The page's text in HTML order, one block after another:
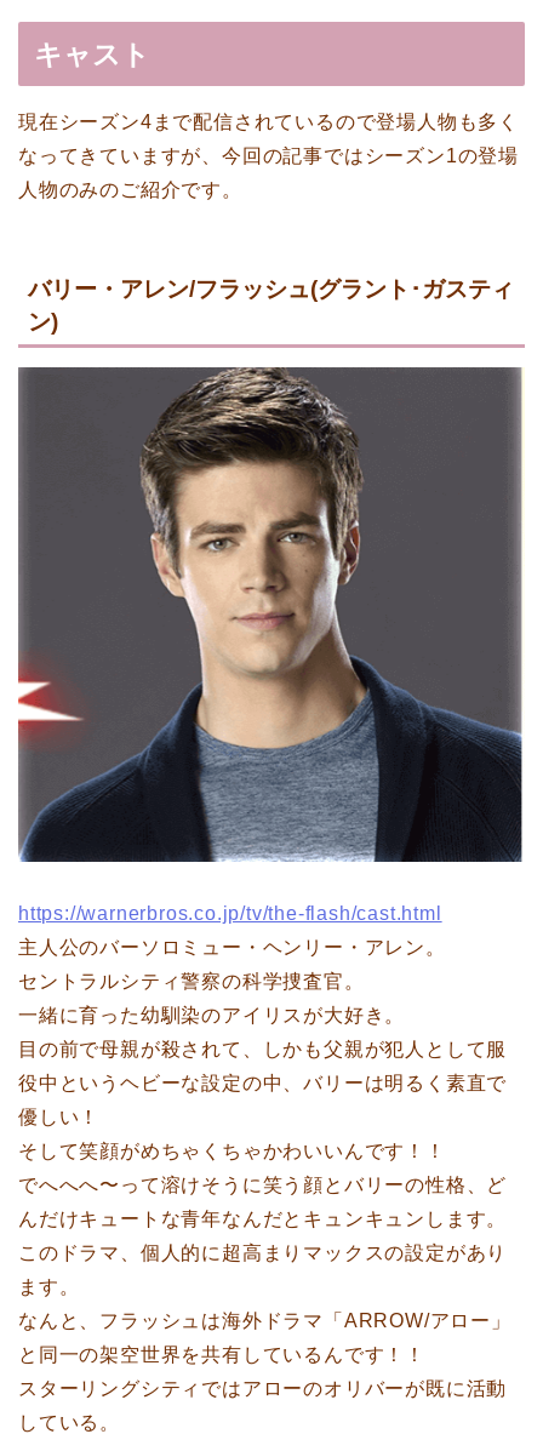
キャスト
現在シーズン4まで配信されているので登場人物も多く
なってきていますが、今回の記事ではシーズン1の登場
人物のみのご紹介です。
バリー・アレン/フラッシュ(グラント･ガスティ
ン)
https://warnerbros.co.jp/tv/the-flash/cast.html
主人公のバーソロミュー・ヘンリー・アレン。
セントラルシティ警察の科学捜査官。
一緒に育った幼馴染のアイリスが大好き。
目の前で母親が殺されて、しかも父親が犯人として服
役中というヘビーな設定の中、バリーは明るく素直で
優しい！
そして笑顔がめちゃくちゃかわいいんです！！
でへへへ〜って溶けそうに笑う顔とバリーの性格、ど
んだけキュートな青年なんだとキュンキュンします。
このドラマ、個人的に超高まりマックスの設定があり
ます。
なんと、フラッシュは海外ドラマ「ARROW/アロー」
と同一の架空世界を共有しているんです！！
スターリングシティではアローのオリバーが既に活動
している。